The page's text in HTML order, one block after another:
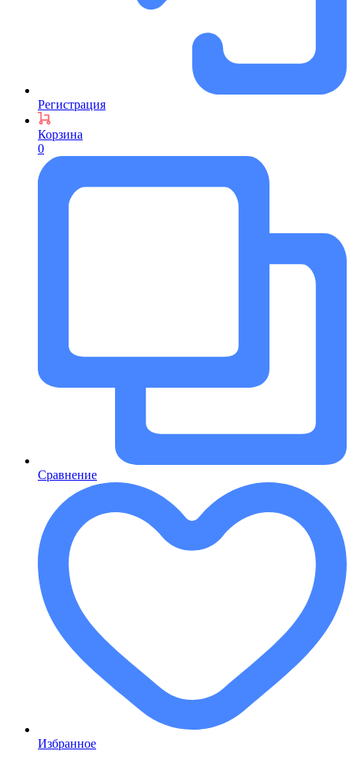
Регистрация
Корзина
0
Сравнение
Избранное